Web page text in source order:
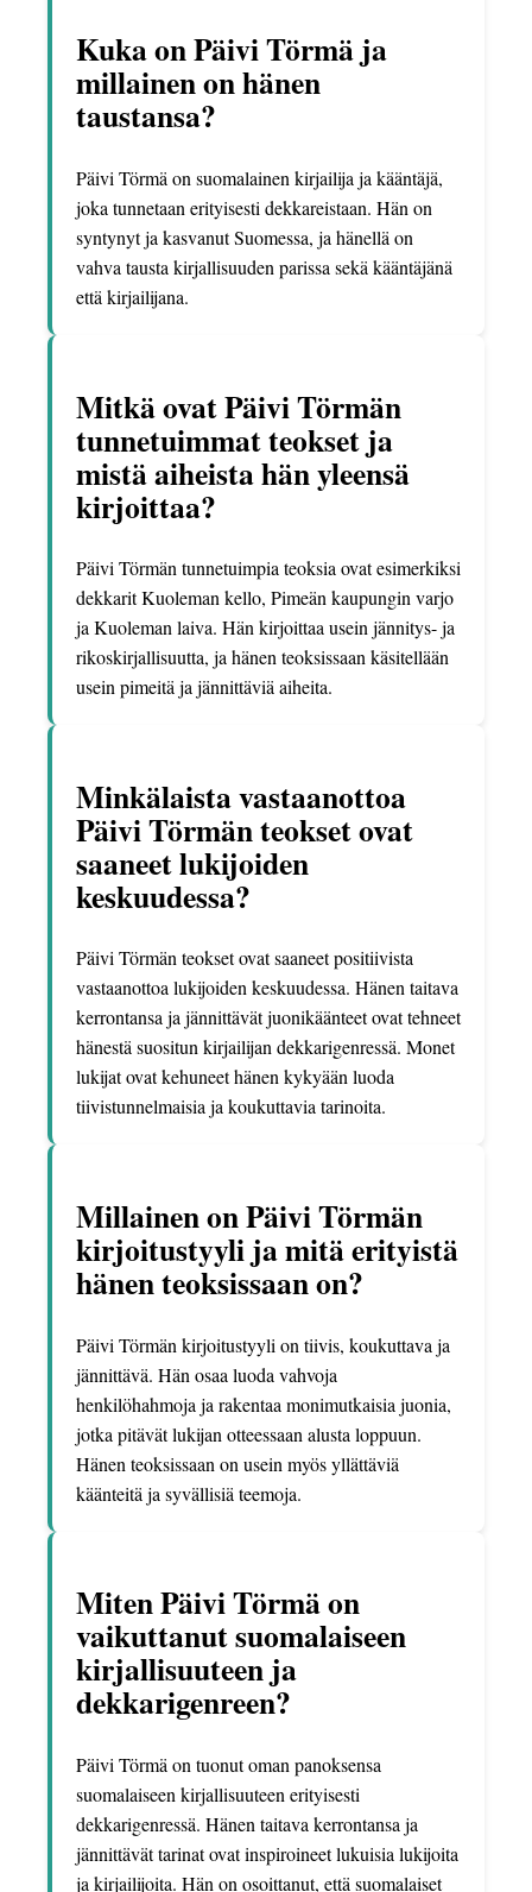
Kuka on Päivi Törmä ja
millainen on hänen
taustansa?
Päivi Törmä on suomalainen kirjailija ja kääntäjä,
joka tunnetaan erityisesti dekkareistaan. Hän on
syntynyt ja kasvanut Suomessa, ja hänellä on
vahva tausta kirjallisuuden parissa sekä kääntäjänä
että kirjailijana.
Mitkä ovat Päivi Törmän
tunnetuimmat teokset ja
mistä aiheista hän yleensä
kirjoittaa?
Päivi Törmän tunnetuimpia teoksia ovat esimerkiksi
dekkarit Kuoleman kello, Pimeän kaupungin varjo
ja Kuoleman laiva. Hän kirjoittaa usein jännitys- ja
rikoskirjallisuutta, ja hänen teoksissaan käsitellään
usein pimeitä ja jännittäviä aiheita.
Minkälaista vastaanottoa
Päivi Törmän teokset ovat
saaneet lukijoiden
keskuudessa?
Päivi Törmän teokset ovat saaneet positiivista
vastaanottoa lukijoiden keskuudessa. Hänen taitava
kerrontansa ja jännittävät juonikäänteet ovat tehneet
hänestä suositun kirjailijan dekkarigenressä. Monet
lukijat ovat kehuneet hänen kykyään luoda
tiivistunnelmaisia ja koukuttavia tarinoita.
Millainen on Päivi Törmän
kirjoitustyyli ja mitä erityistä
hänen teoksissaan on?
Päivi Törmän kirjoitustyyli on tiivis, koukuttava ja
jännittävä. Hän osaa luoda vahvoja
henkilöhahmoja ja rakentaa monimutkaisia juonia,
jotka pitävät lukijan otteessaan alusta loppuun.
Hänen teoksissaan on usein myös yllättäviä
käänteitä ja syvällisiä teemoja.
Miten Päivi Törmä on
vaikuttanut suomalaiseen
kirjallisuuteen ja
dekkarigenreen?
Päivi Törmä on tuonut oman panoksensa
suomalaiseen kirjallisuuteen erityisesti
dekkarigenressä. Hänen taitava kerrontansa ja
jännittävät tarinat ovat inspiroineet lukuisia lukijoita
ja kirjailijoita. Hän on osoittanut, että suomalaiset